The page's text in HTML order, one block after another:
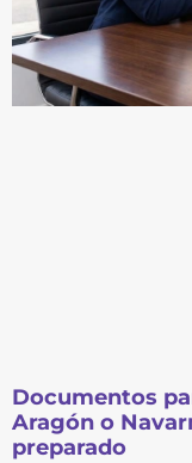
Documentos
Aragón o
preparado